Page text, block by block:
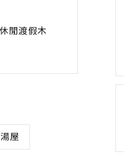
閒渡假木
屋